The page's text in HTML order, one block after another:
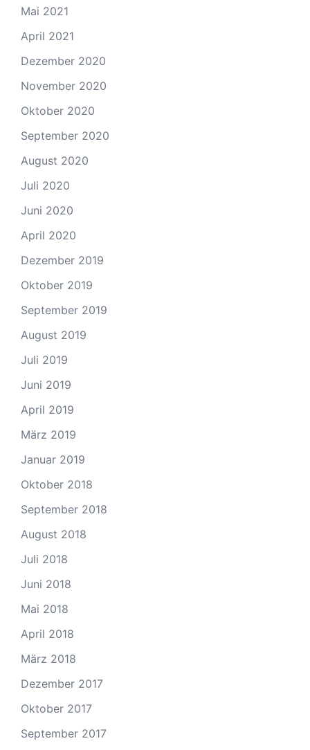
Mai 2021
April 2021
Dezember 2020
November 2020
Oktober 2020
September 2020
August 2020
Juli 2020
Juni 2020
April 2020
Dezember 2019
Oktober 2019
September 2019
August 2019
Juli 2019
Juni 2019
April 2019
März 2019
Januar 2019
Oktober 2018
September 2018
August 2018
Juli 2018
Juni 2018
Mai 2018
April 2018
März 2018
Dezember 2017
Oktober 2017
September 2017